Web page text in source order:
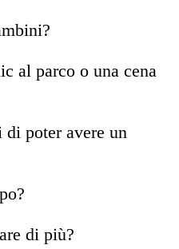
al parco o una cena
poter avere un
di più?